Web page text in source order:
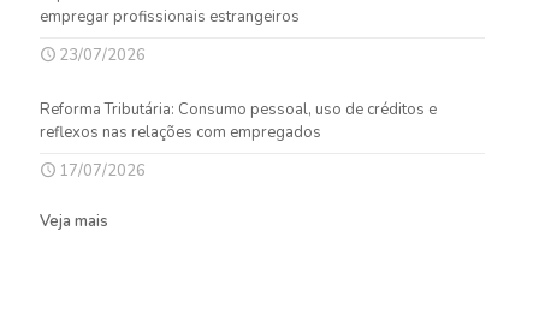
empregar profissionais estrangeiros
23/07/2026
Reforma Tributária: Consumo pessoal, uso de créditos e
reflexos nas relações com empregados
17/07/2026
Veja mais